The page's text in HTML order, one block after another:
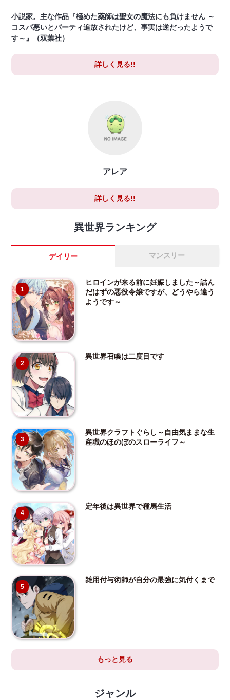
小説家。主な作品『極めた薬師は聖女の魔法にも負けません ～
コスパ悪いとパーティ追放されたけど、事実は逆だったようで
す～』（双葉社）
詳しく見る!!
アレア
詳しく見る!!
異世界ランキング
デイリー マンスリー
1
ヒロインが来る前に妊娠しました～詰ん
だはずの悪役令嬢ですが、どうやら違う
ようです～
2
異世界召喚は二度目です
3
異世界クラフトぐらし～自由気ままな生
産職のほのぼのスローライフ～
4
定年後は異世界で種馬生活
5
雑用付与術師が自分の最強に気付くまで
もっと見る
ジャンル